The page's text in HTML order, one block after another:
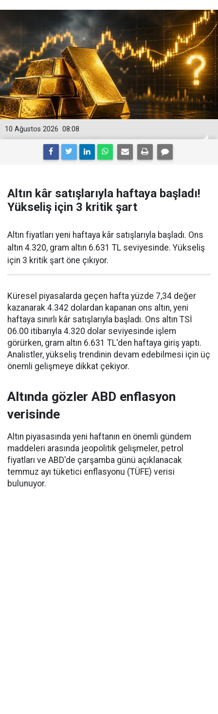
08:08
10 Ağustos 2026
Altın kâr satışlarıyla haftaya başladı!
Yükseliş için 3 kritik şart
Altın fiyatları yeni haftaya kâr satışlarıyla başladı. Ons
altın 4.320, gram altın 6.631 TL seviyesinde. Yükseliş
için 3 kritik şart öne çıkıyor.
Küresel piyasalarda geçen hafta yüzde 7,34 değer
kazanarak 4.342 dolardan kapanan ons altın, yeni
haftaya sınırlı kâr satışlarıyla başladı. Ons altın TSİ
06.00 itibarıyla 4.320 dolar seviyesinde işlem
görürken, gram altın 6.631 TL'den haftaya giriş yaptı.
Analistler, yükseliş trendinin devam edebilmesi için üç
önemli gelişmeye dikkat çekiyor.
Altında gözler ABD enflasyon
verisinde
Altın piyasasında yeni haftanın en önemli gündem
maddeleri arasında jeopolitik gelişmeler, petrol
fiyatları ve ABD'de çarşamba günü açıklanacak
temmuz ayı tüketici enflasyonu (TÜFE) verisi
bulunuyor.